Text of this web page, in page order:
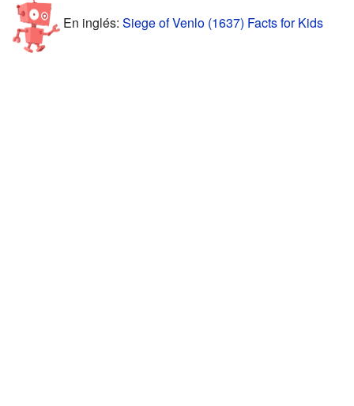
En inglés: Siege of Venlo (1637) Facts for Kids